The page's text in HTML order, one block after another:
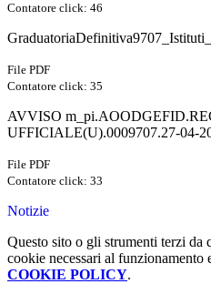
Contatore click: 46
File PDF
Contatore click: 35
AVVISO
UFFICIALE(U).0009707.27-04-
File PDF
Contatore click: 33
Notizie
Questo sito o gli strumenti terzi da
cookie necessari al
COOKIE POLICY.